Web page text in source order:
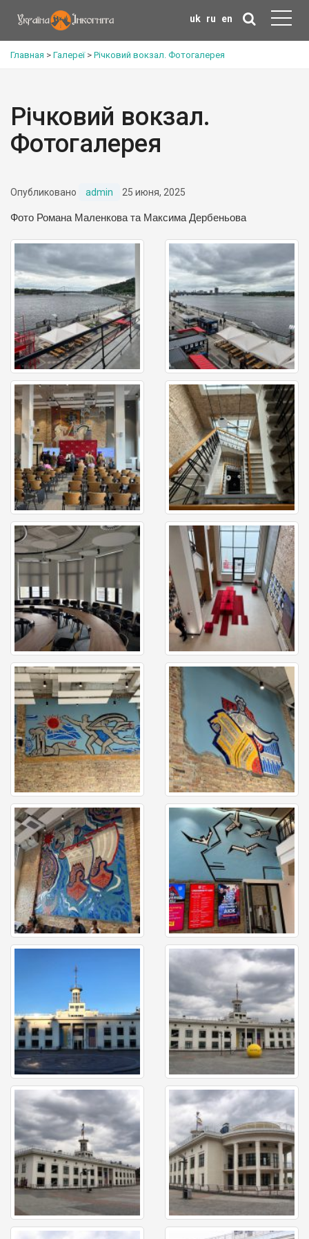
uk ru en
Главная > Галереї> Річковий вокзал. Фотогалерея
Річковий вокзал.
Фотогалерея
Опубликовано admin 25 июня, 2025
Фото Романа Маленкова та Максима Дербеньова